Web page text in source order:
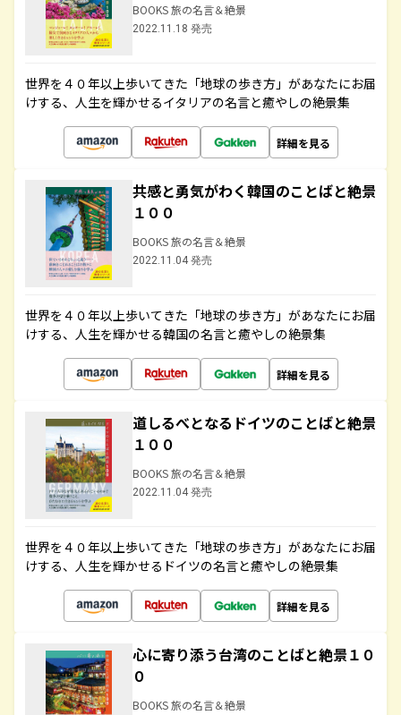
BOOKS 旅の名言＆絶景
2022.11.18 発売
世界を４０年以上歩いてきた「地球の歩き方」があなたにお届
けする、人生を輝かせるイタリアの名言と癒やしの絶景集
詳細を見る
共感と勇気がわく韓国のことばと絶景
１００
BOOKS 旅の名言＆絶景
2022.11.04 発売
世界を４０年以上歩いてきた「地球の歩き方」があなたにお届
けする、人生を輝かせる韓国の名言と癒やしの絶景集
詳細を見る
道しるべとなるドイツのことばと絶景
１００
BOOKS 旅の名言＆絶景
2022.11.04 発売
世界を４０年以上歩いてきた「地球の歩き方」があなたにお届
けする、人生を輝かせるドイツの名言と癒やしの絶景集
詳細を見る
心に寄り添う台湾のことばと絶景１０
０
BOOKS 旅の名言＆絶景